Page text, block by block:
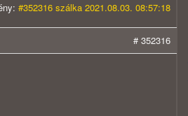
#352316 szálka 2021.08.03. 08:57:18
# 352316